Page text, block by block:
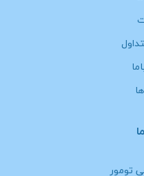
تومور